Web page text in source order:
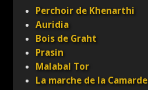
Perchoir de Khenarthi
Auridia
Bois de Graht
Prasin
Malabal Tor
La marche de la Camarde